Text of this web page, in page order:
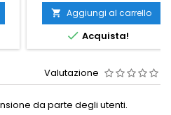
 Aggiungi al carrello
 Acquista!
Valutazione
da parte degli utenti.